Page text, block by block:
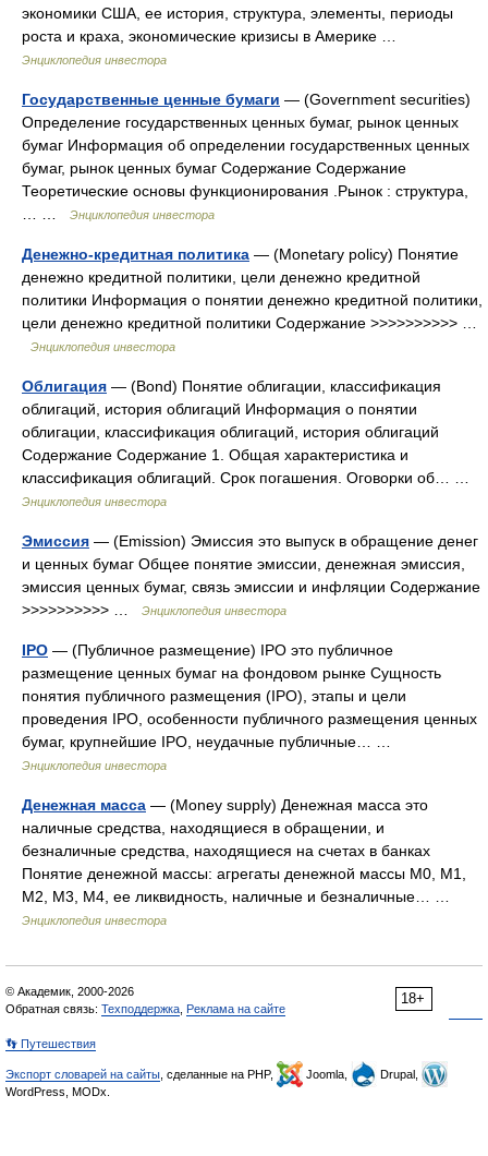
экономики США, ее история, структура, элементы, периоды
роста и краха, экономические кризисы в Америке …
Энциклопедия инвестора
Государственные ценные бумаги — (Government securities)
Определение государственных ценных бумаг, рынок ценных
бумаг Информация об определении государственных ценных
бумаг, рынок ценных бумаг Содержание Содержание
Теоретические основы функционирования .Рынок : структура,
Энциклопедия инвестора
Денежно-кредитная политика — (Monetary policy) Понятие
денежно кредитной политики, цели денежно кредитной
политики Информация о понятии денежно кредитной политики,
цели денежно кредитной политики Содержание >>>>>>>>>> …
Энциклопедия инвестора
Облигация — (Вond) Понятие облигации, классификация
облигаций, история облигаций Информация о понятии
облигации, классификация облигаций, история облигаций
Содержание Содержание 1. Общая характеристика и
классификация облигаций. Срок погашения. Оговорки об… …
Энциклопедия инвестора
Эмиссия — (Emission) Эмиссия это выпуск в обращение денег
и ценных бумаг Общее понятие эмиссии, денежная эмиссия,
эмиссия ценных бумаг, связь эмиссии и инфляции Содержание
>>>>>>>>>> …
Энциклопедия инвестора
IPO — (Публичное размещение) IPO это публичное
размещение ценных бумаг на фондовом рынке Сущность
понятия публичного размещения (IPO), этапы и цели
проведения IPO, особенности публичного размещения ценных
бумаг, крупнейшие IPO, неудачные публичные… …
Энциклопедия инвестора
Денежная масса — (Money supply) Денежная масса это
наличные средства, находящиеся в обращении, и
безналичные средства, находящиеся на счетах в банках
Понятие денежной массы: агрегаты денежной массы М0, М1,
М2, М3, М4, ее ликвидность, наличные и безналичные… …
Энциклопедия инвестора
18+
© Академик, 2000-2026
Обратная связь: Техподдержка Реклама на сайте
👣 Путешествия
Экспорт словарей на сайты , сделанные на PHP, Joomla,
Drupal,
WordPress, MODx.